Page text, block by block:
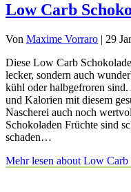
Low Carb
Von Maxime Vorraro | 29
Diese Low Carb
lecker, sondern auch
kühl oder halbgefroren
und Kalorien mit diesem
Nascherei auch noch
Schokoladen Früchte sind
schaden…
Mehr lesen about Low Carb